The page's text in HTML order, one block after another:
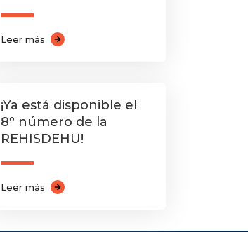
Leer más
¡Ya está disponible el
8º número de la
REHISDEHU!
Leer más